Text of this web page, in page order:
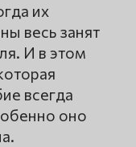
их
весь занят
И в этом
всегда
оно